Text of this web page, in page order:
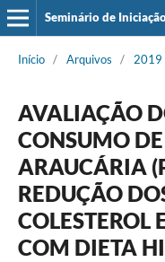
Início / Arquivos / 2019
AVALIAÇÃO
CONSUMO
ARAUCÁRIA
REDUÇÃO
COLESTEROL
COM DIETA